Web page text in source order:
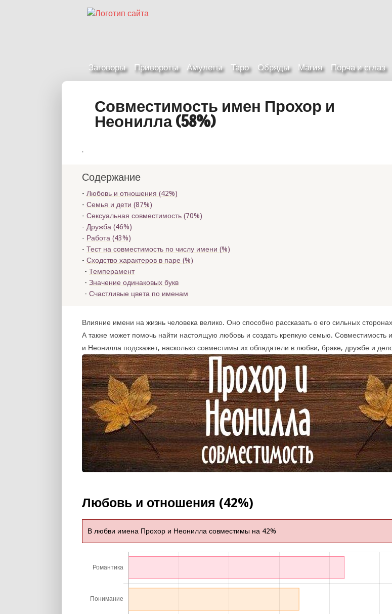
Заговоры Привороты Амулеты Таро Обряды Магия Порча и сглаз
Совместимость имен Прохор и
Неонилла (58%)
.
Содержание
Любовь и отношения (42%)
Семья и дети (87%)
Сексуальная совместимость (70%)
Дружба (46%)
Работа (43%)
Тест на совместимость по числу имени (%)
Сходство характеров в паре (%)
Темперамент
Значение одинаковых букв
Счастливые цвета по именам
Влияние имени на жизнь человека велико. Оно способно рассказать о его сильных
А также может помочь найти настоящую любовь и создать крепкую семью. Совместимость
и Неонилла подскажет, насколько совместимы их обладатели в любви, браке, дружбе и
Любовь и отношения (42%)
В любви имена Прохор и Неонилла совместимы на 42%